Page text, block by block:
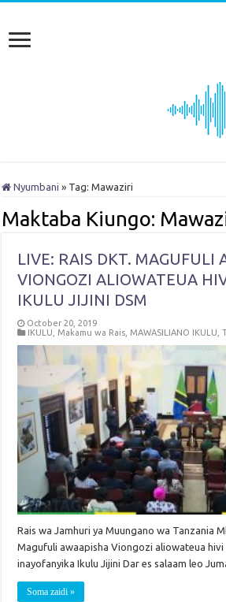
Nyumbani » Tag:Mawaziri
Maktaba Kiungo:
LIVE: RAIS DKT. MAGUFULI
VIONGOZI ALIOWATEUA
IKULU JIJINI DSM
October 20, 2019
IKULU
Makamu wa Rais MAWASILIANO IKULU ,
Rais wa Jamhuri ya Muungano wa Tanzania
Magufuli awaapisha Viongozi aliowateua
inayofanyika Ikulu Jijini Dar es salaam leo
Soma zaidi »